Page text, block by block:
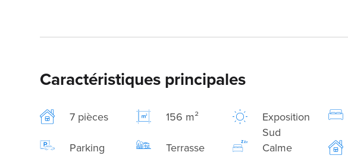
Caractéristiques principales
7 pièces 156 m²
Exposition
Sud
Parking
Terrasse Calme